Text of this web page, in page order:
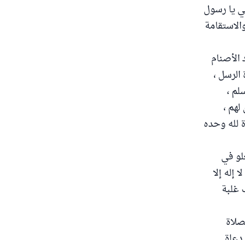
يا رسول
الرسل ،
،
،
لله وحده
في
إله إلا
غلبة